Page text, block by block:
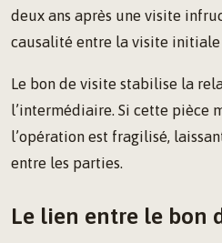
deux ans après une visite
causalité entre la visite
Le bon de visite stabilise la
l’intermédiaire. Si cette pièce
l’opération est fragilisé,
entre les parties.
Le lien entre le bon